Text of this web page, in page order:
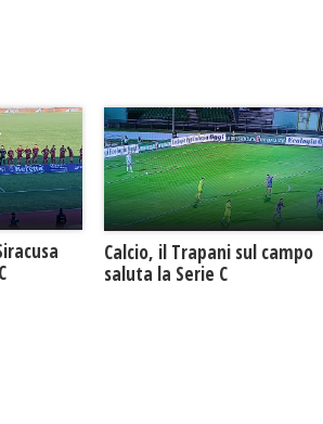
Calcio, il Trapani sul campo
saluta la Serie C